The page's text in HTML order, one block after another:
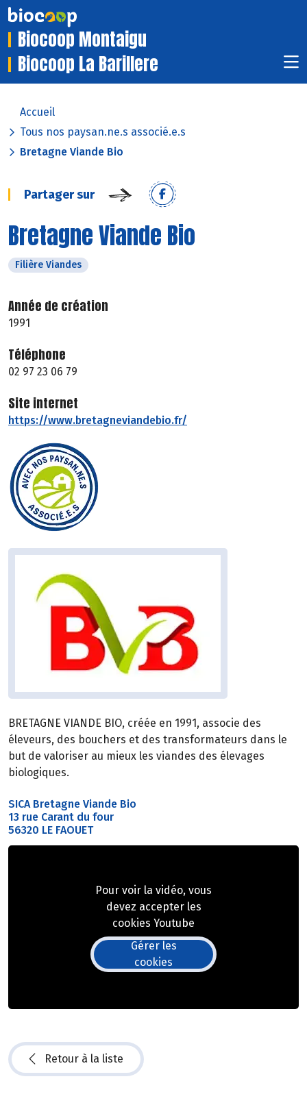
Biocoop Montaigu
Biocoop La Barillere
Accueil
Tous nos paysan.ne.s associé.e.s
Bretagne Viande Bio
Partager sur
Bretagne Viande Bio
Filière Viandes
Année de création
1991
Téléphone
02 97 23 06 79
Site internet
https://www.bretagneviandebio.fr/
BRETAGNE VIANDE BIO, créée en 1991, associe des
éleveurs, des bouchers et des transformateurs dans le
but de valoriser au mieux les viandes des élevages
biologiques.
SICA Bretagne Viande Bio
13 rue Carant du four
56320 LE FAOUET
Pour voir la vidéo, vous
devez accepter les
cookies Youtube
Gérer les
cookies
Retour à la liste